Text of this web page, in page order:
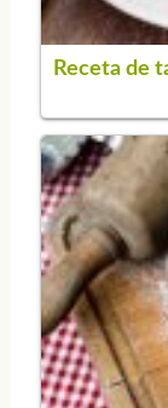
Receta de